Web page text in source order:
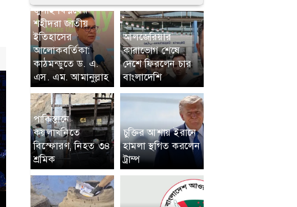
জুলাই বিপ্লবের
শহীদরা জাতীয়
ইতিহাসের
আলোকবর্তিকা:
কাঠমন্ডুতে ড. এ.
এস. এম. আমানুল্লাহ
আলজেরিয়ার
কারাভোগ শেষে
দেশে ফিরলেন চার
বাংলাদেশি
পাকিস্তানে
কয়লাখনিতে
বিস্ফোরণ, নিহত ৩৪
শ্রমিক
চুক্তির আশায় ইরানে
হামলা স্থগিত করলেন
ট্রাম্প